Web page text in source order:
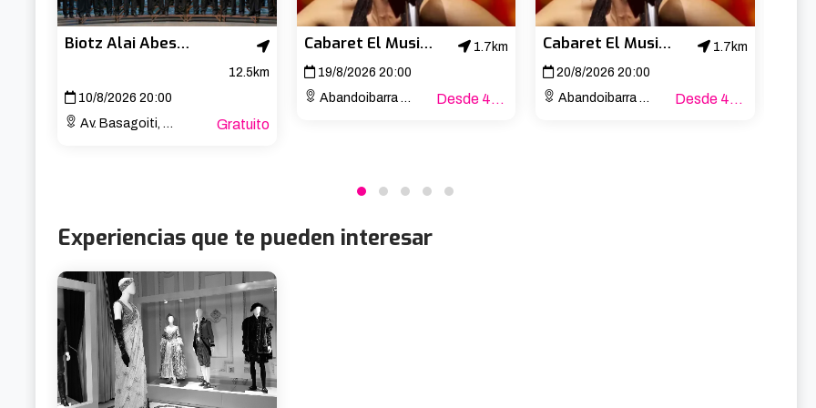
Biotz Alai Abesbatza – Concierto de San Lorenzo
12.5km
10/8/2026 20:00
Av. Basagoiti, 77
Gratuito
Cabaret El Musical
1.7km
19/8/2026 20:00
Abandoibarra Etorb., 4
Desde 47€
Cabaret El Musical
1.7km
20/8/2026 20:00
Abandoibarra Etorb., 4
Desde 47€
Experiencias que te pueden interesar